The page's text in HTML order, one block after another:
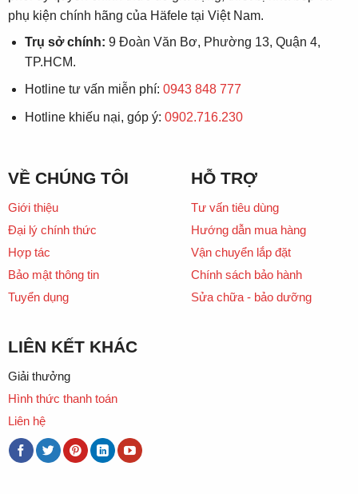
phụ kiện chính hãng của Häfele tại Việt Nam.
Trụ sở chính: 9 Đoàn Văn Bơ, Phường 13, Quận 4,
TP.HCM.
Hotline tư vấn miễn phí: 0943 848 777
Hotline khiếu nại, góp ý: 0902.716.230
VỀ CHÚNG TÔI
Giới thiệu
Đại lý chính thức
Hợp tác
Bảo mật thông tin
Tuyển dụng
HỖ TRỢ
Tư vấn tiêu dùng
Hướng dẫn mua hàng
Vận chuyển lắp đặt
Chính sách bảo hành
Sửa chữa - bảo dưỡng
LIÊN KẾT KHÁC
Giải thưởng
Hình thức thanh toán
Liên hệ